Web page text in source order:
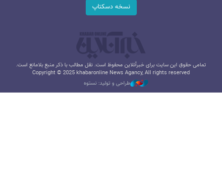
نسخه دسکتاپ
تمامی حقوق این سایت برای خبرآنلاین محفوظ است. نقل مطالب با ذکر منبع بلامانع است.
Copyright © 2025 khabaronline News Agancy, All rights reserved
طراحی و تولید: نستوه